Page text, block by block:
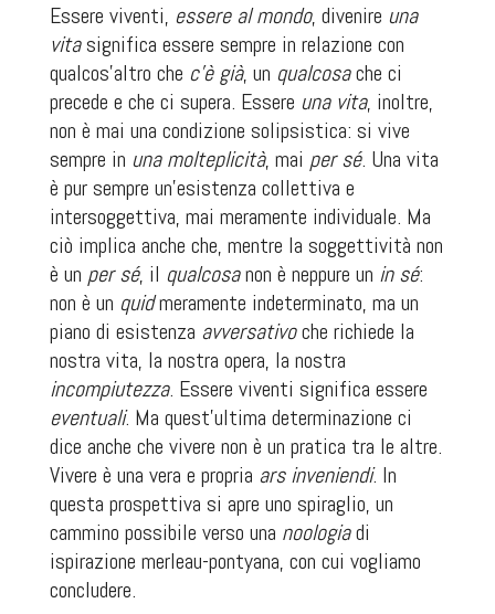
Essere viventi, essere al mondo, divenire una
vitasignifica essere sempre in relazione con
qualcos’altro che c’è già, un qualcosache ci
precede e che ci supera. Essere una vita, inoltre,
non è mai una condizione solipsistica: si vive
sempre in una molteplicità, mai per sé. Una vita
è pur sempre un’esistenza collettiva e
intersoggettiva, mai meramente individuale. Ma
ciò implica anche che, mentre la soggettività non
è un per sé, il qualcosanon è neppure un in sé:
non è un quidmeramente indeterminato, ma un
piano di esistenza avversativoche richiede la
nostra vita, la nostra opera, la nostra
incompiutezza. Essere viventi significa essere
eventuali. Ma quest’ultima determinazione ci
dice anche che vivere non è un pratica tra le altre.
Vivere è una vera e propria ars inveniendi. In
questa prospettiva si apre uno spiraglio, un
cammino possibile verso una noologiadi
ispirazione merleau-pontyana, con cui vogliamo
concludere.